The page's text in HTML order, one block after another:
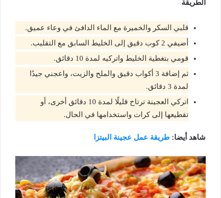
الطريقة
قلبي السكر والخميرة مع الماء الدافئ في وعاء عميق.
أضيفي 2 كوب دقيق إلى الخليط السابق مع التقليب.
قومي بتغطية الخليط واتركيه لمدة 10 دقائق.
ثم إضافة 3 أكواب دقيق والملح والزيت، واعجني جيدًا
لمدة 3 دقائق.
اتركي العجينة ترتاح قليلًا لمدة 10 دقائق أخرى، أو
تقطيعها إلى كرات واستخدامها في الحال.
شاهد أيضا: طريقة عمل عجينة البيتزا